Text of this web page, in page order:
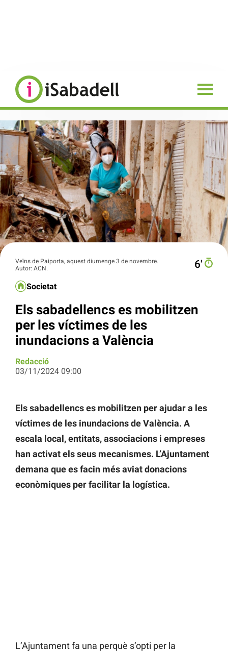
Veïns de Paiporta, aquest diumenge 3 de novembre.
Autor: ACN.
6′
Societat
Els sabadellencs es mobilitzen
per les víctimes de les
inundacions a València
Redacció
03/11/2024 09:00
Els sabadellencs es mobilitzen per ajudar a les
víctimes de les inundacions de València. A
escala local, entitats, associacions i empreses
han activat els seus mecanismes. L’Ajuntament
demana que es facin més aviat donacions
econòmiques per facilitar la logística.
L’Ajuntament fa una perquè s’opti per la